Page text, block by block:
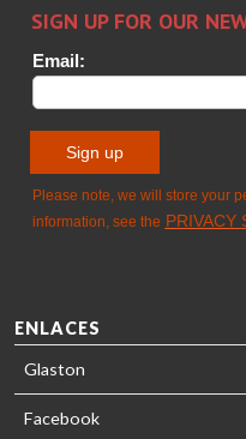
TREATMENT
- GLASTON
Timm
ENLACES
Glaston
Facebook